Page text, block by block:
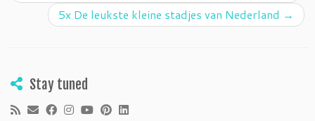
5x De leukste kleine stadjes van Nederland →
Stay tuned